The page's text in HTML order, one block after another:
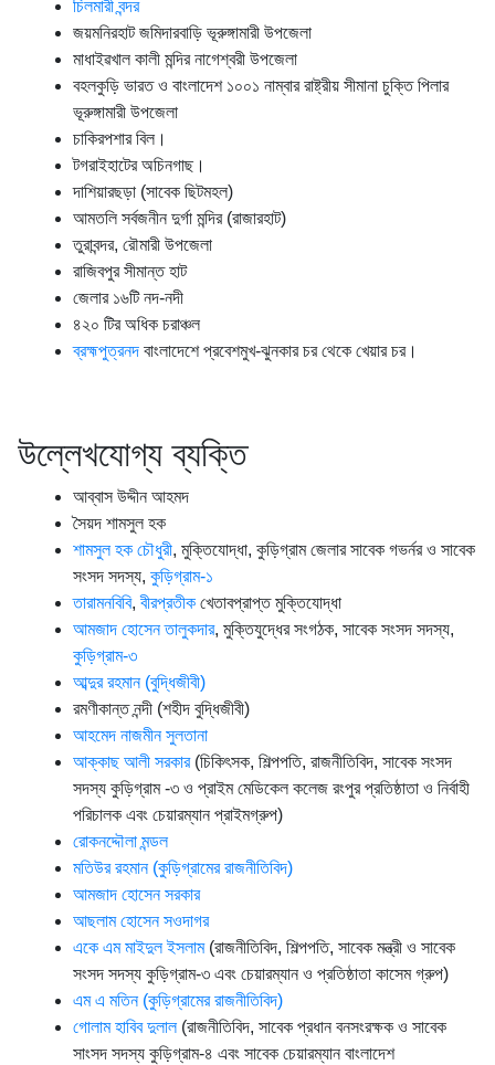
চিলমারী বন্দর
জয়মনিরহাট জমিদারবাড়ি ভূরুঙ্গামারী উপজেলা
মাধাইৱখাল কালী মন্দির নাগেশ্বরী উপজেলা
বহলকুড়ি ভারত ও বাংলাদেশ ১০০১ নাম্বার রাষ্ট্রীয় সীমানা চুক্তি পিলার
ভূরুঙ্গামারী উপজেলা
চাকিরপশার বিল।
টগরাইহাটের অচিনগাছ।
দাশিয়ারছড়া (সাবেক ছিটমহল)
আমতলি সর্বজনীন দুর্গা মন্দির (রাজারহাট)
তুরাবন্দর, রৌমারী উপজেলা
রাজিবপুর সীমান্ত হাট
জেলার ১৬টি নদ-নদী
৪২০ টির অধিক চরাঞ্চল
ব্রহ্মপুত্রনদ বাংলাদেশে প্রবেশমুখ-ঝুনকার চর থেকে খেয়ার চর।
উল্লেখযোগ্য ব্যক্তি
আব্বাস উদ্দীন আহমদ
সৈয়দ শামসুল হক
শামসুল হক চৌধুরী, মুক্তিযোদ্ধা, কুড়িগ্রাম জেলার সাবেক গভর্নর ও সাবেক
সংসদ সদস্য, কুড়িগ্রাম-১
তারামনবিবি,বীরপ্রতীক খেতাবপ্রাপ্ত মুক্তিযোদ্ধা
আমজাদ হোসেন তালুকদার, মুক্তিযুদ্ধের সংগঠক, সাবেক সংসদ সদস্য,
কুড়িগ্রাম-৩
আব্দুর রহমান (বুদ্ধিজীবী)
রমণীকান্ত নন্দী (শহীদ বুদ্ধিজীবী)
আহমেদ নাজমীন সুলতানা
আক্কাছ আলী সরকার(চিকিৎসক, শিল্পপতি, রাজনীতিবিদ, সাবেক সংসদ
সদস্য কুড়িগ্রাম -৩ ও প্রাইম মেডিকেল কলেজ রংপুর প্রতিষ্ঠাতা ও নির্বাহী
পরিচালক এবং চেয়ারম্যান প্রাইমগ্রুপ)
রোকনদ্দৌলা মন্ডল
মতিউর রহমান (কুড়িগ্রামের রাজনীতিবিদ)
আমজাদ হোসেন সরকার
আছলাম হোসেন সওদাগর
একে এম মাইদুল ইসলাম(রাজনীতিবিদ, শিল্পপতি, সাবেক মন্ত্রী ও সাবেক
সংসদ সদস্য কুড়িগ্রাম-৩ এবং চেয়ারম্যান ও প্রতিষ্ঠাতা কাসেম গ্রুপ)
এম এ মতিন (কুড়িগ্রামের রাজনীতিবিদ)
গোলাম হাবিব দুলাল(রাজনীতিবিদ, সাবেক প্রধান বনসংরক্ষক ও সাবেক
সাংসদ সদস্য কুড়িগ্রাম-৪ এবং সাবেক চেয়ারম্যান বাংলাদেশ